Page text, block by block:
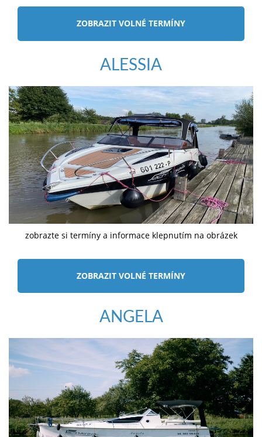
ZOBRAZIT VOLNÉ TERMÍNY
ALESSIA
zobrazte si termíny a informace klepnutím na obrázek
ZOBRAZIT VOLNÉ TERMÍNY
ANGELA